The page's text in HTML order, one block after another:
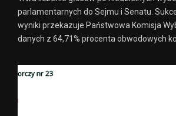
parlamentarnych do Sejmu i Senatu.
wyniki przekazuje Państwowa Komisja
danych z 64,71% procenta obwodowych